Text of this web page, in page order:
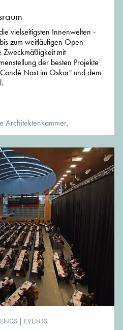
vielseitigsten Innenwelten -
zum weitläufigen Open
mit
der besten Projekte
Nast im Oskar" und dem
Architektenkammer,
| EVENTS